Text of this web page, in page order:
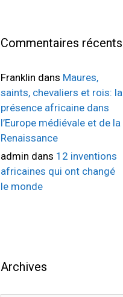
Commentaires récents
Franklin dans Maures,
saints, chevaliers et rois: la
présence africaine dans
l’Europe médiévale et de la
Renaissance
admin dans 12 inventions
africaines qui ont changé
le monde
Archives